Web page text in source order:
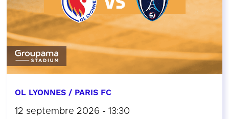
OL LYONNES / PARIS FC
12 septembre 2026 - 13:30